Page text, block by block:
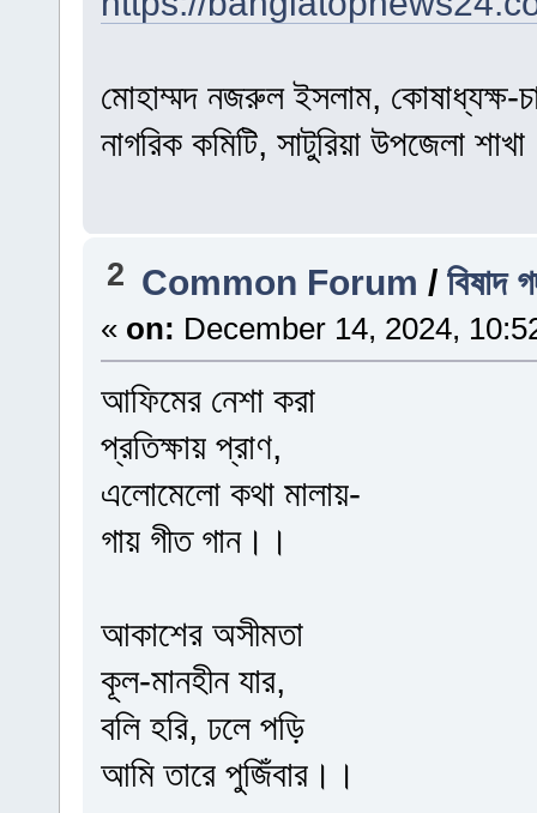
মোহাম্মদ নজরুল ইসলাম, কোষাধ্যক্ষ-
নাগরিক কমিটি, সাটুরিয়া উপজেলা শাখা
2 Common Forum /বিষাদ
« on: December 14, 2024,
আফিমের নেশা করা
প্রতিক্ষায় প্রাণ,
এলোমেলো কথা মালায়-
গায় গীত গান।।
আকাশের অসীমতা
কূল-মানহীন যার,
বলি হরি, ঢলে পড়ি
আমি তারে পুজিঁবার।।